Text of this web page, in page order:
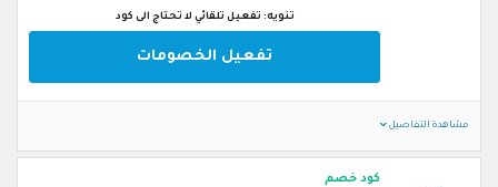
تنويه: تفعيل تلقائي لا تحتاج الى كود
تفعيل الخصومات
مشاهدة التفاصيل
كود خصم